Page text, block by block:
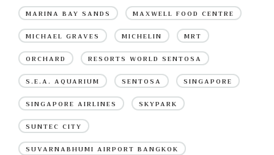
MARINA BAY SANDS MAXWELL FOOD CENTRE
MICHAEL GRAVES MICHELIN MRT
ORCHARD RESORTS WORLD SENTOSA
S.E.A. AQUARIUM SENTOSA SINGAPORE
SINGAPORE AIRLINES SKYPARK
SUNTEC CITY
SUVARNABHUMI AIRPORT BANGKOK